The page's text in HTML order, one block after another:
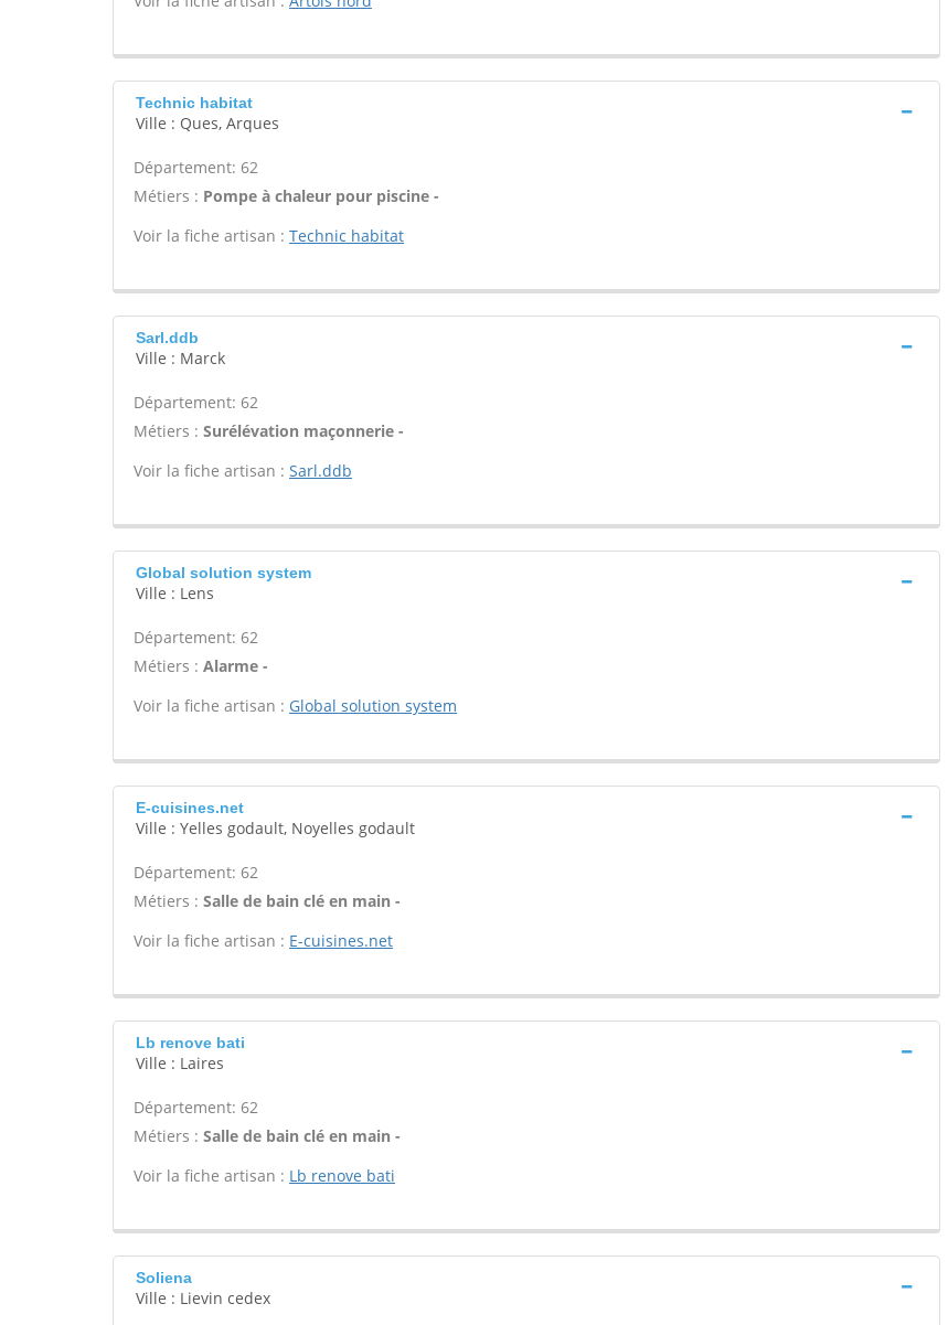
Technic habitat
Ville : Ques, Arques
Département: 62
Métiers : Pompe à chaleur pour piscine -
Voir la fiche artisan : Technic habitat
Sarl.ddb
Ville : Marck
Département: 62
Métiers : Surélévation maçonnerie -
Voir la fiche artisan : Sarl.ddb
Global solution system
Ville : Lens
Département: 62
Métiers : Alarme -
Voir la fiche artisan : Global solution system
E-cuisines.net
Ville : Yelles godault, Noyelles godault
Département: 62
Métiers : Salle de bain clé en main -
Voir la fiche artisan : E-cuisines.net
Lb renove bati
Ville : Laires
Département: 62
Métiers : Salle de bain clé en main -
Voir la fiche artisan : Lb renove bati
Soliena
Ville : Lievin cedex